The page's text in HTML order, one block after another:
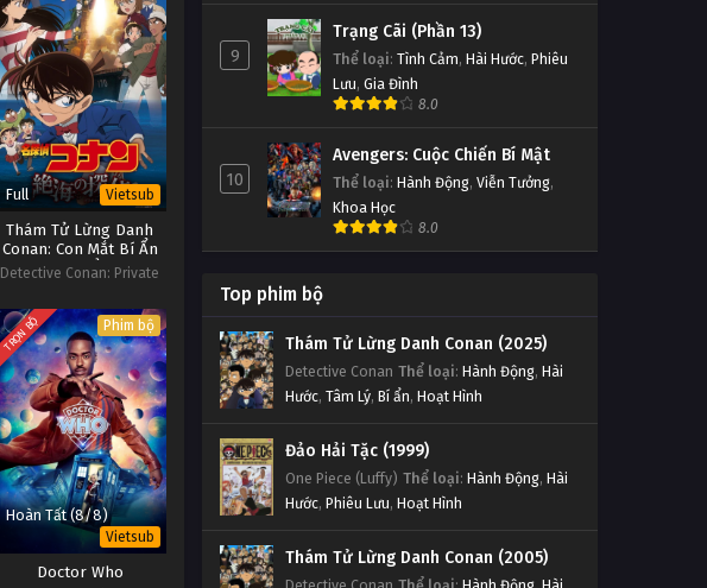
Full Vietsub
Thám Tử Lừng Danh
Conan: Con Mắt Bí Ẩn
Ngoài Biển Xa
Detective Conan: Private
TRỌN BỘ Phim bộ
Hoàn Tất (8/8)
Vietsub
Doctor Who
9
Trạng Cãi (Phần 13)
Thể loại: Tình Cảm, Hài Hước, Phiêu
Lưu, Gia Đình
8.0
10
Avengers: Cuộc Chiến Bí Mật
Thể loại: Hành Động, Viễn Tưởng,
Khoa Học
8.0
Top phim bộ
Thám Tử Lừng Danh Conan (2025)
Detective Conan Thể loại: Hành Động, Hài
Hước, Tâm Lý, Bí ẩn, Hoạt Hình
Đảo Hải Tặc (1999)
One Piece (Luffy) Thể loại: Hành Động, Hài
Hước, Phiêu Lưu, Hoạt Hình
Thám Tử Lừng Danh Conan (2005)